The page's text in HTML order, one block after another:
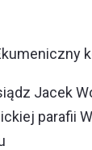
Jacek
parafii